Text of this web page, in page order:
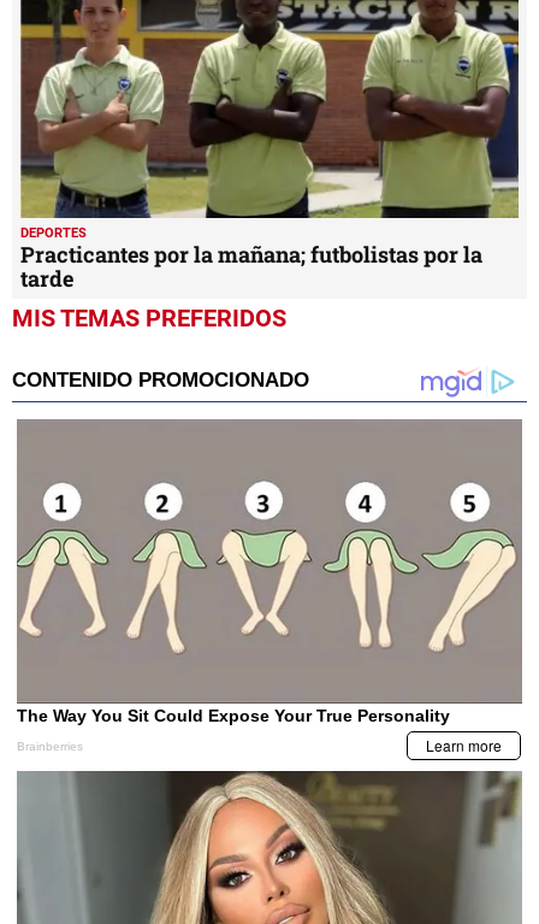
DEPORTES
Practicantes por la mañana; futbolistas por la
tarde
MIS TEMAS PREFERIDOS